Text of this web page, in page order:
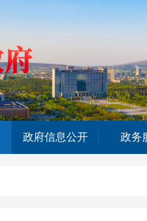
政府信息公开 政务